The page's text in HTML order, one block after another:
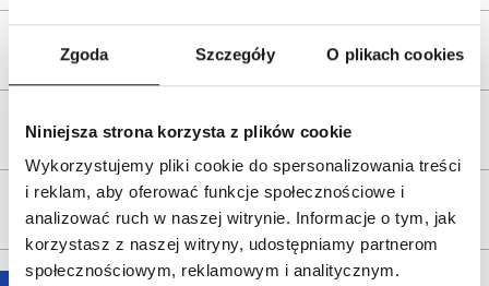
Zgoda Szczegóły O plikach cookies
Niniejsza strona korzysta z plików cookie
Wykorzystujemy pliki cookie do spersonalizowania treści
i reklam, aby oferować funkcje społecznościowe i
analizować ruch w naszej witrynie. Informacje o tym, jak
korzystasz z naszej witryny, udostępniamy partnerom
społecznościowym, reklamowym i analitycznym.
Wysyłka
Reklamacje i zwroty
Tagi